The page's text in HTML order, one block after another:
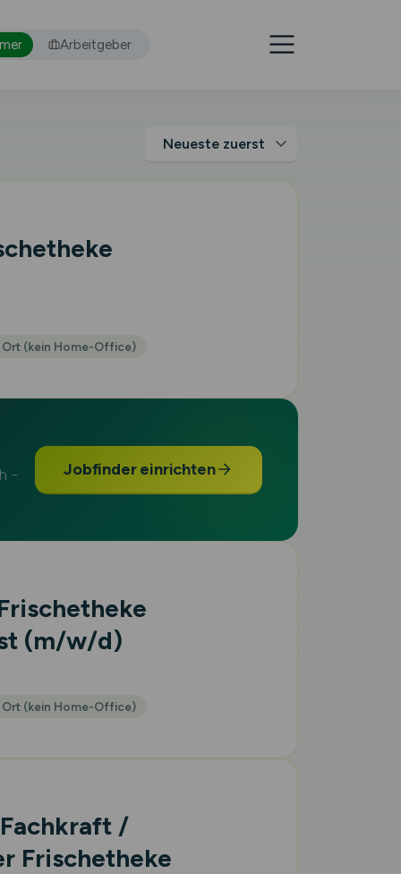
Arbeitgeber
Ort (kein Home-Office)
-
Jobfinder einrichten
(m/w/d)
Ort (kein Home-Office)
/
Frischetheke